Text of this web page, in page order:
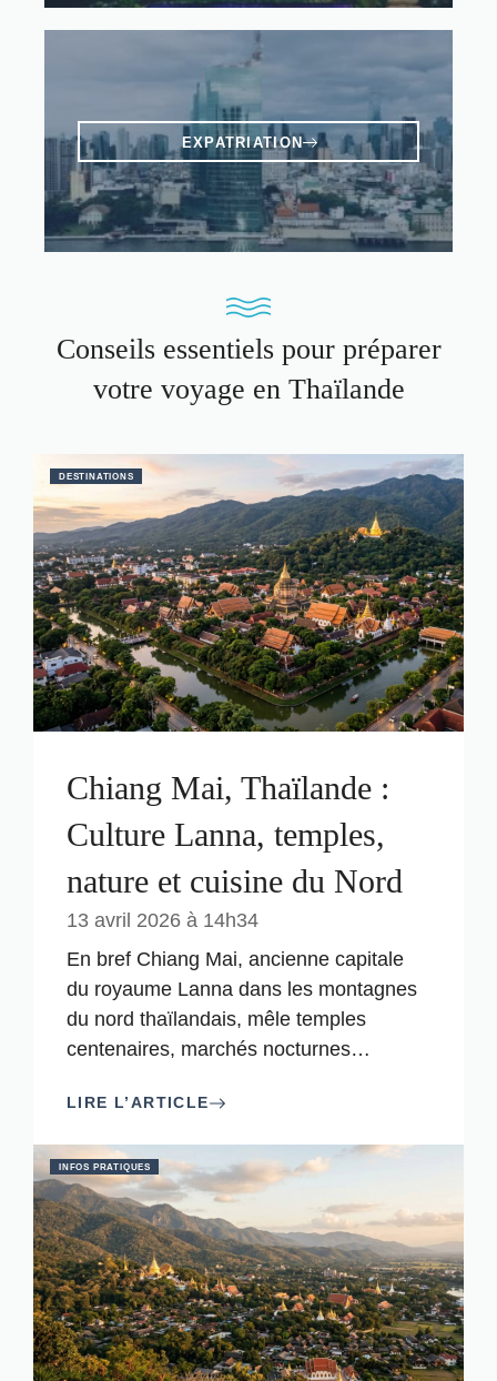
EXPATRIATION
Conseils essentiels pour préparer
votre voyage en Thaïlande
DESTINATIONS
Chiang Mai, Thaïlande :
Culture Lanna, temples,
nature et cuisine du Nord
13 avril 2026 à 14h34
En bref Chiang Mai, ancienne capitale
du royaume Lanna dans les montagnes
du nord thaïlandais, mêle temples
centenaires, marchés nocturnes…
LIRE L’ARTICLE
INFOS PRATIQUES